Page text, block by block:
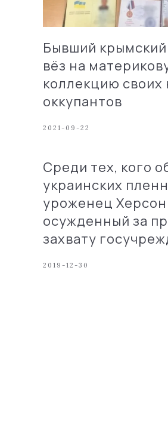
Бывший
вёз на
коллекцию своих
оккупантов
2021-09-22
Среди тех, кого
украинских
уроженец
осужденный за
захвату
2019-12-30